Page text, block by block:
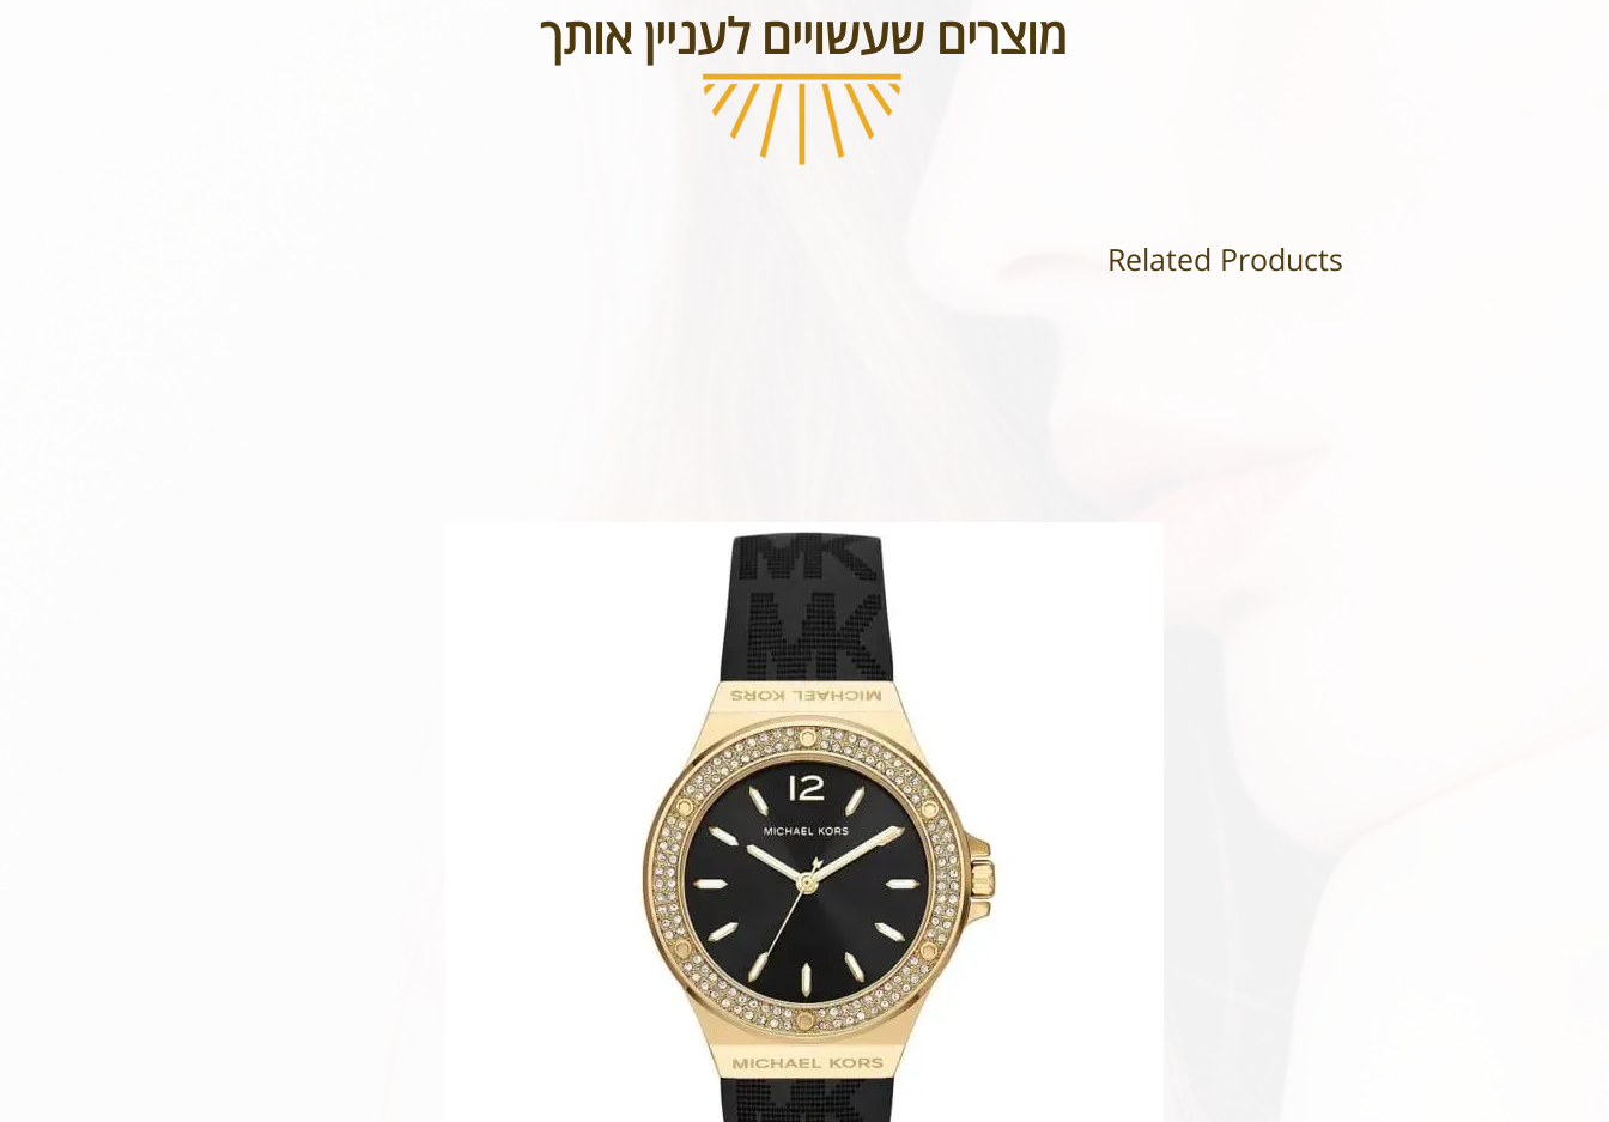
מוצרים שעשויים לעניין אותך
Related Products